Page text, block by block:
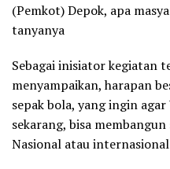
(Pemkot) Depok, apa
tanyanya
Sebagai inisiator kegiatan
menyampaikan, harapan
sepak bola, yang ingin
sekarang, bisa
Nasional atau